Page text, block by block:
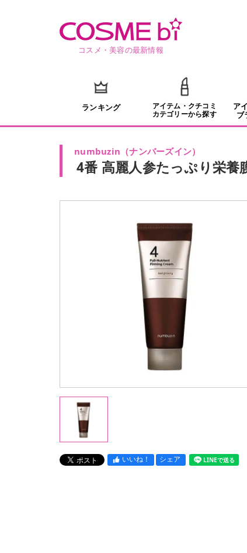
コスメ・美容の最新情報
ランキング
アイテム・クチコミ
カテゴリーから探す
ア
ブ
numbuzin （ナンバーズイン）
4番 高麗人参たっぷり栄養
いいね！ シェア LINEで送る